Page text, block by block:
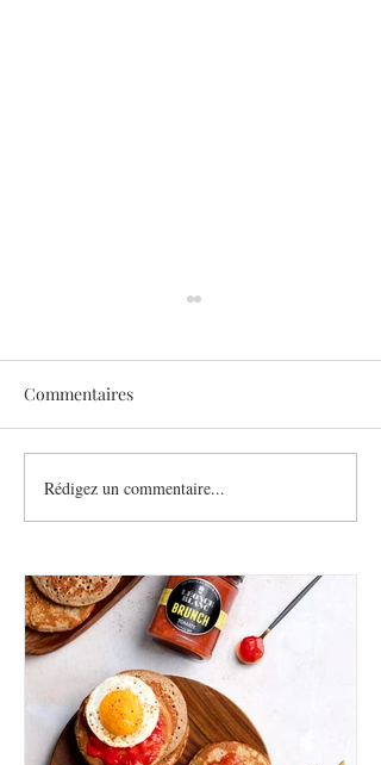
Commentaires
Rédigez un commentaire...